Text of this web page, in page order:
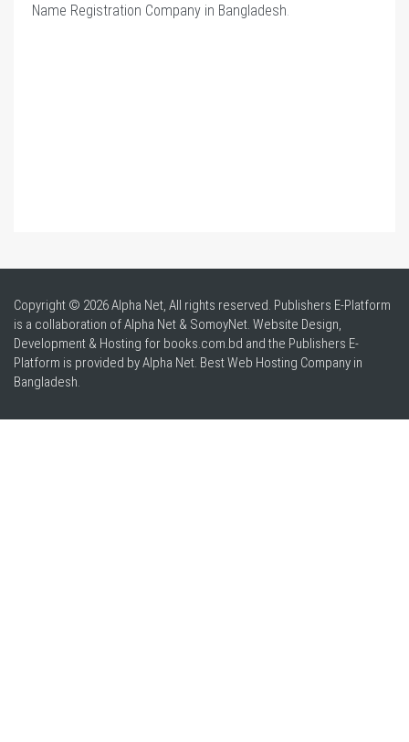
Name Registration Company in Bangladesh
Copyright © 2026 Alpha Net, All rights reserved. Publishers E-Platform
is a collaboration of Alpha Net & SomoyNet. Website Design,
Development & Hosting for books.com.bd and the Publishers E-
Platform is provided by Alpha Net. BestWeb Hosting Company in
Bangladesh.